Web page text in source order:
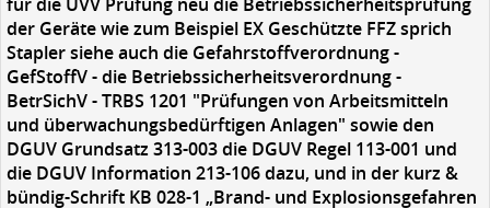
der Geräte wie zum Beispiel EX Geschützte FFZ sprich
Stapler siehe auch die Gefahrstoffverordnung -
GefStoffV - die Betriebssicherheitsverordnung -
BetrSichV - TRBS 1201 "Prüfungen von Arbeitsmitteln
und überwachungsbedürftigen Anlagen" sowie den
DGUV Grundsatz 313-003 die DGUV Regel 113-001 und
die DGUV Information 213-106 dazu, und in der kurz &
bündig-Schrift KB 028-1 „Brand- und Explosionsgefahren